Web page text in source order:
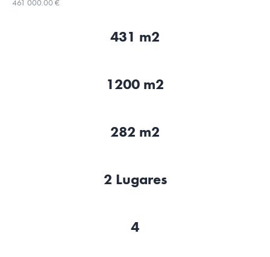
461 000.00 €
431 m2
1200 m2
282 m2
2 Lugares
4